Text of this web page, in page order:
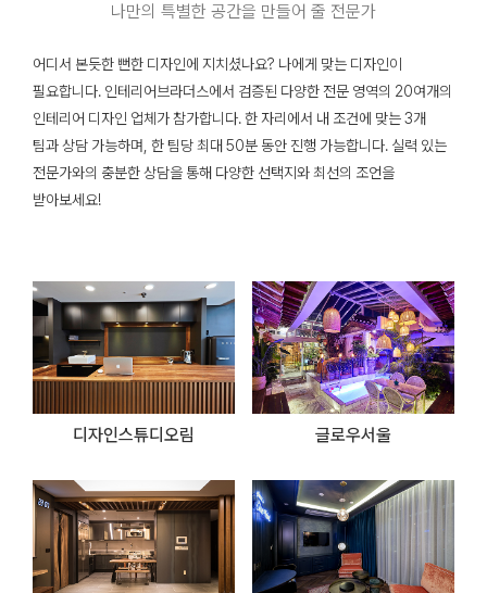
나만의 특별한 공간을 만들어 줄 전문가
어디서 본듯한 뻔한 디자인에 지치셨나요? 나에게 맞는 디자인이
필요합니다. 인테리어브라더스에서 검증된 다양한 전문 영역의 20여개의
인테리어 디자인 업체가 참가합니다. 한 자리에서 내 조건에 맞는 3개
팀과 상담 가능하며, 한 팀당 최대 50분 동안 진행 가능합니다. 실력 있는
전문가와의 충분한 상담을 통해 다양한 선택지와 최선의 조언을
받아보세요!
디자인스튜디오림 글로우서울